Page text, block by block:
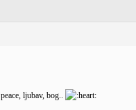
peace, ljubav, bog..